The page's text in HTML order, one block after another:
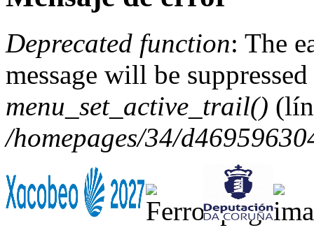
Deprecated function: The
message will be
menu_set_active_trail()
/homepages/34/